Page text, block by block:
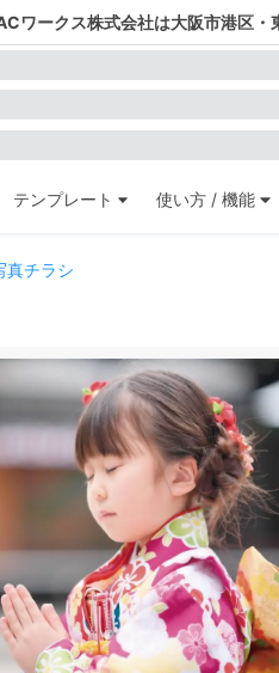
ワークス株式会社は大阪市港区・
テンプレート 使い方 / 機能
真チラシ